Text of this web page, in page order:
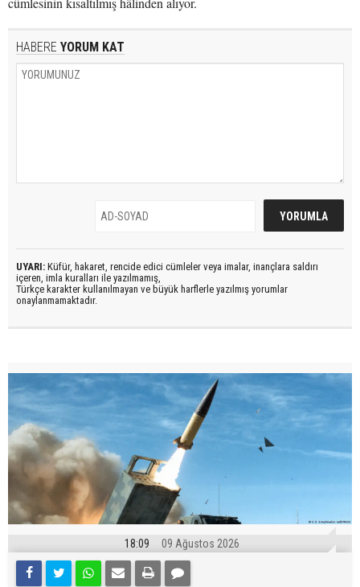
HABERE YORUM KAT
UYARI: Küfür, hakaret, rencide edici cümleler veya imalar, inançlara saldırı
içeren, imla kuralları ile yazılmamış,
Türkçe karakter kullanılmayan ve büyük harflerle yazılmış yorumlar
onaylanmamaktadır.
18:09 09 Ağustos 2026